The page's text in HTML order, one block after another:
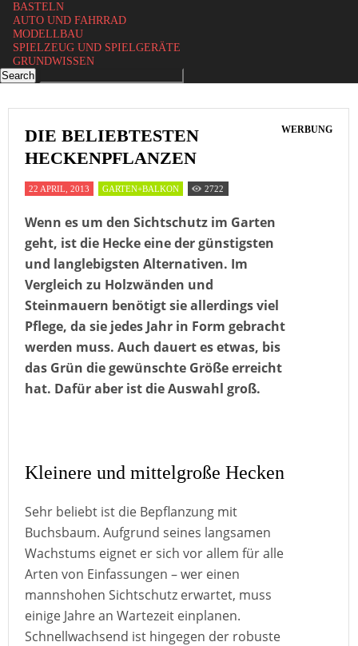
BASTELN
AUTO UND FAHRRAD
MODELLBAU
SPIELZEUG UND SPIELGERÄTE
GRUNDWISSEN
DIE BELIEBTESTEN
HECKENPFLANZEN
WERBUNG
22 APRIL, 2013 GARTEN+BALKON 2722
Wenn es um den Sichtschutz im Garten
geht, ist die Hecke eine der günstigsten
und langlebigsten Alternativen. Im
Vergleich zu Holzwänden und
Steinmauern benötigt sie allerdings viel
Pflege, da sie jedes Jahr in Form gebracht
werden muss. Auch dauert es etwas, bis
das Grün die gewünschte Größe erreicht
hat. Dafür aber ist die Auswahl groß.
Kleinere und mittelgroße Hecken
Sehr beliebt ist die Bepflanzung mit
Buchsbaum. Aufgrund seines langsamen
Wachstums eignet er sich vor allem für alle
Arten von Einfassungen – wer einen
mannshohen Sichtschutz erwartet, muss
einige Jahre an Wartezeit einplanen.
Schnellwachsend ist hingegen der robuste